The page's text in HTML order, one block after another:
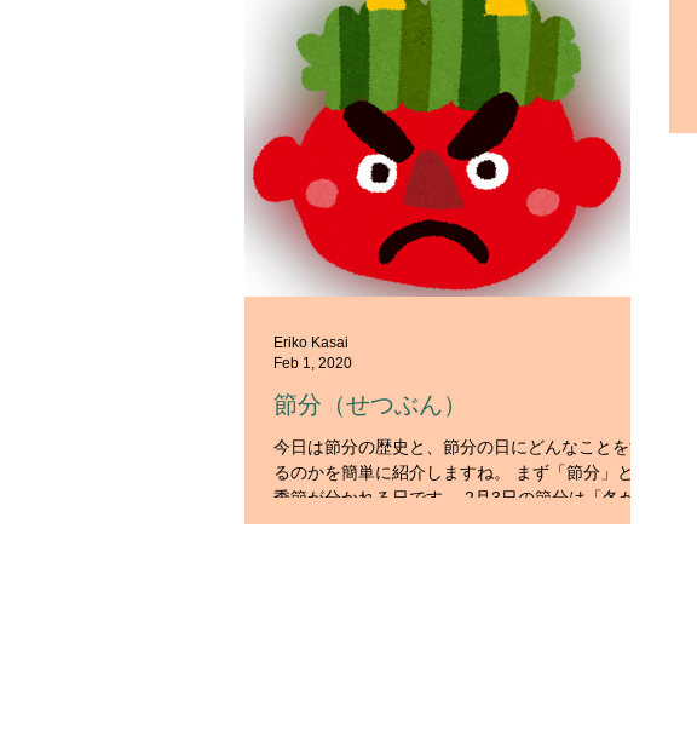
節分（せつぶん）
今日は節分の歴史と、節分の日にどんなことをす
るのかを簡単に紹介しますね。 まず「節分」とは
季節が分かれる日です。 2月3日の節分は「冬から
春に変わる日」、「立春」とされています。季節
Eriko Kasai
Feb 1, 2020